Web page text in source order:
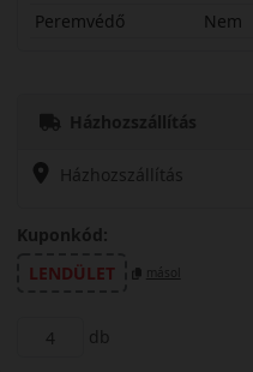
Peremvédő
Nem
Házhozszállítás
Házhozszállítás
Kuponkód:
LENDÜLET
másol
db